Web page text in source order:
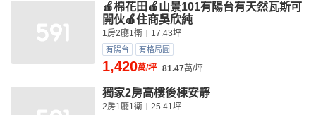
🍎棉花田🍎山景101有陽台有天然瓦斯可
開伙🍎住商吳欣純
1房2廳1衛 17.43坪
有陽台 有格局圖
1,420萬/坪 81.47萬/坪
獨家2房高樓後棟安靜
2房1廳1衛 25.41坪